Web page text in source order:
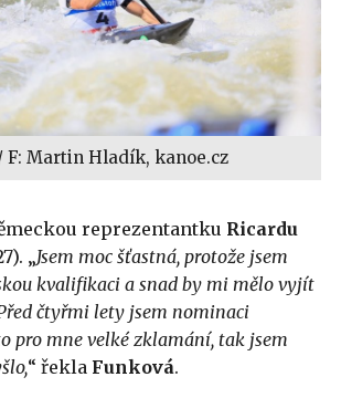
F: Martin Hladík, kanoe.cz
reprezentantku Ricardu
„Jsem moc šťastná, protože jsem
kvalifikaci a snad by mi mělo vyjít
čtyřmi lety jsem nominaci
pro mne velké zklamání, tak jsem
“ řekla Funková.